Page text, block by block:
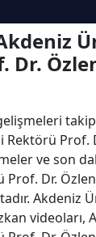
Dr.
Rektörü Prof.
ve son
Prof. Dr.
Akdeniz
videoları,